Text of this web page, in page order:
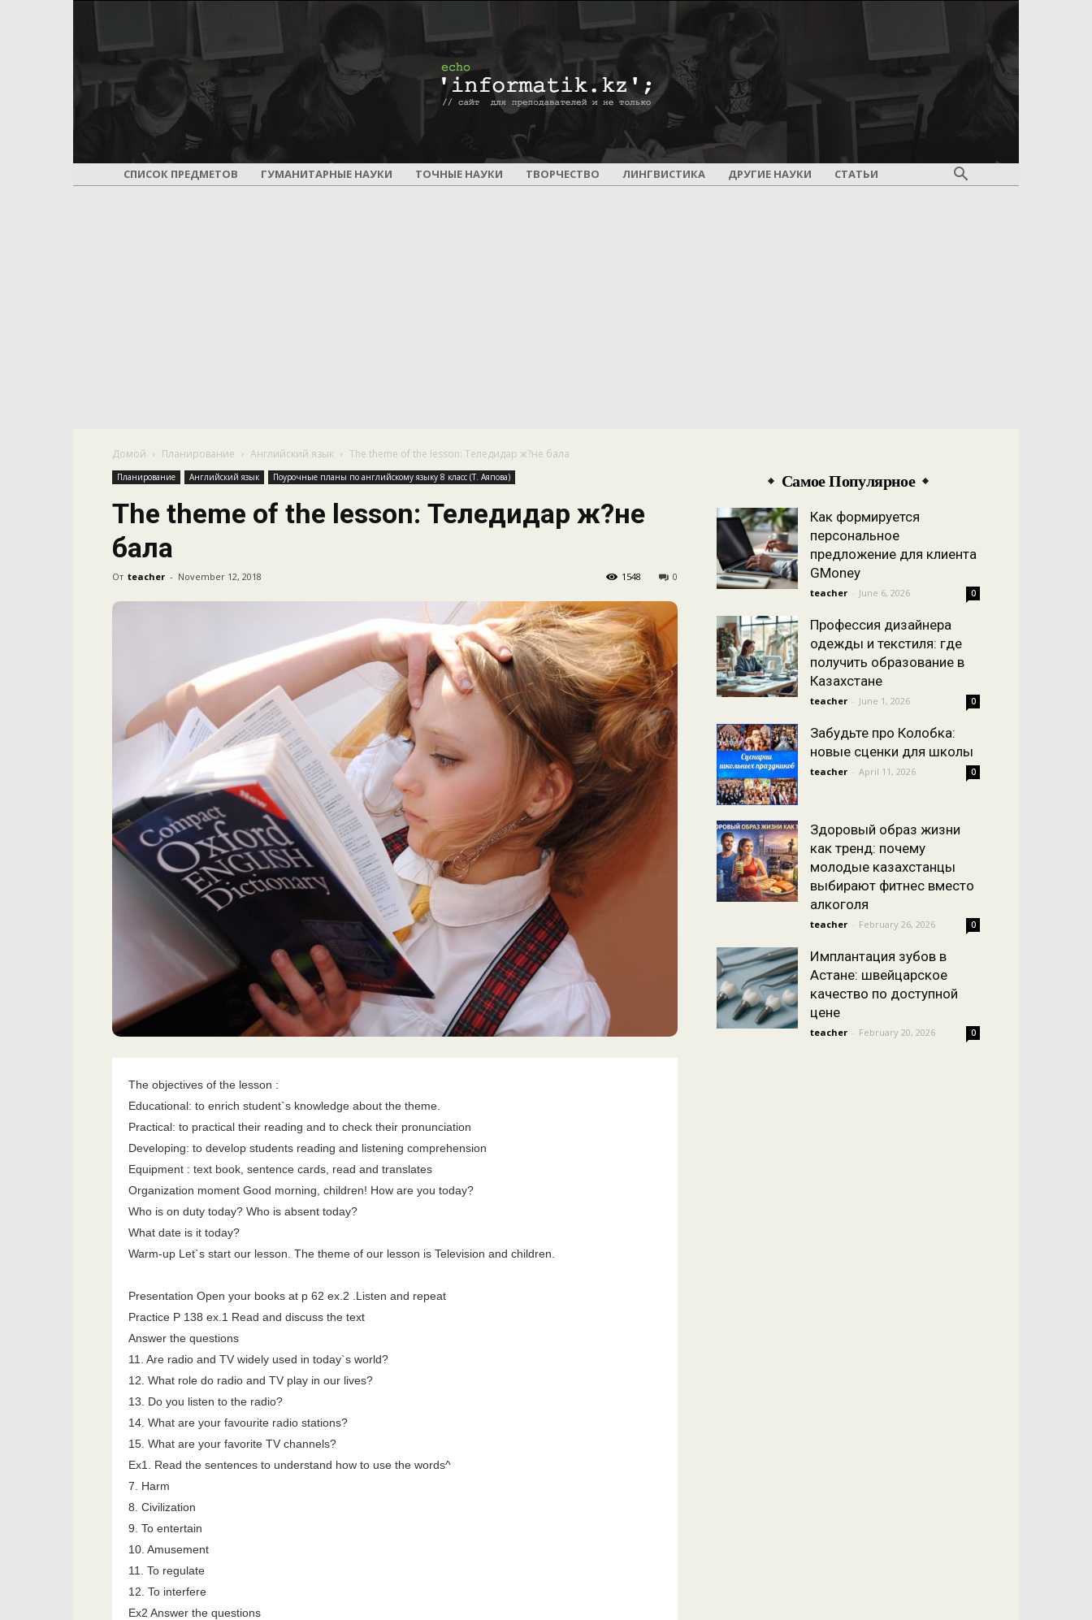
ПОУРОЧНОЕ
СПИСОК ПРЕДМЕТОВ ГУМАНИТАРНЫЕ НАУКИ ТОЧНЫЕ НАУКИ ТВОРЧЕСТВО ЛИНГВИСТИКА ДРУГИЕ НАУКИ СТАТЬИ
Домой Планирование Английский язык The theme of the lesson: Теледидар ж?не бала
Планирование Английский язык Поурочные планы по английскому языку 8 класс (Т. Аяпова)
The theme of the lesson: Теледидар ж?не
бала
От teacher - November 12, 2018 0
1548
The objectives of the lesson :
Educational: to enrich student`s knowledge about the theme.
Practical: to practical their reading and to check their pronunciation
Developing: to develop students reading and listening comprehension
Equipment : text book, sentence cards, read and translates
Organization moment Good morning, children! How are you today?
Who is on duty today? Who is absent today?
What date is it today?
Warm-up Let`s start our lesson. The theme of our lesson is Television and children.
Presentation Open your books at p 62 ex.2 .Listen and repeat
Practice P 138 ex.1 Read and discuss the text
Answer the questions
11. Are radio and TV widely used in today`s world?
12. What role do radio and TV play in our lives?
13. Do you listen to the radio?
14. What are your favourite radio stations?
15. What are your favorite TV channels?
Ex1. Read the sentences to understand how to use the words^
7. Harm
8. Civilization
9. To entertain
10. Amusement
11. To regulate
12. To interfere
Ex2 Answer the questions
Самое Популярное
Как формируется
персональное
предложение для клиента
GMoney
teacher - June 6, 2026 0
Профессия дизайнера
одежды и текстиля: где
получить образование в
Казахстане
teacher - June 1, 2026 0
Забудьте про Колобка:
новые сценки для школы
teacher - April 11, 2026 0
Здоровый образ жизни
как тренд: почему
молодые казахстанцы
выбирают фитнес вместо
алкоголя
teacher - February 26, 2026 0
Имплантация зубов в
Астане: швейцарское
качество по доступной
цене
teacher - February 20, 2026 0